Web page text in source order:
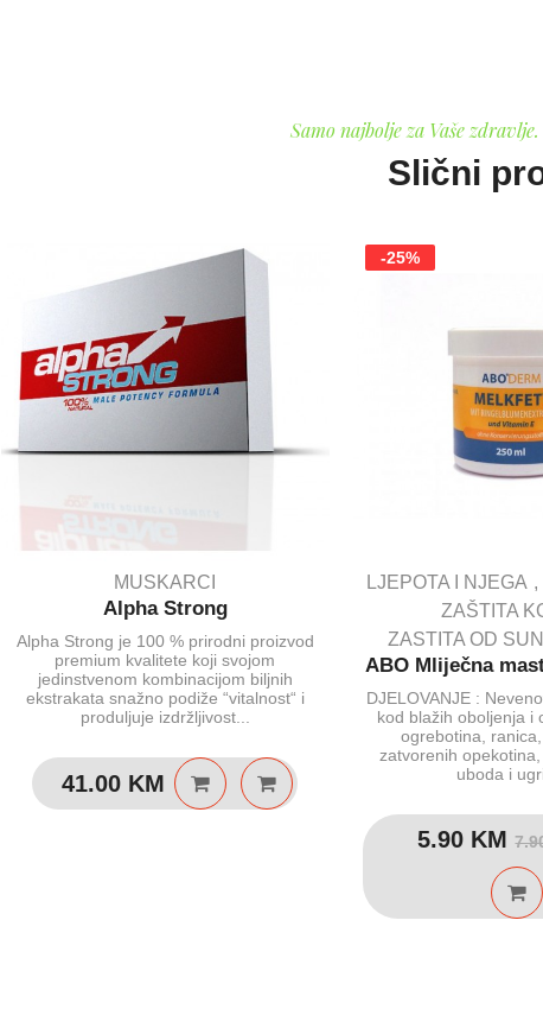
Samo najbolje za Vaše
Slični
MUSKARCI
Alpha Strong
Alpha Strong je 100 % prirodni proizvod
premium kvalitete koji svojom
jedinstvenom kombinacijom biljnih
ekstrakata snažno podiže “vitalnost“ i
produljuje izdržljivost...
41.00 KM
-25%
LJEPOTA I NJEGA
ZAŠTITA
ZASTITA OD
ABO Mliječna
DJELOVANJE :
kod blažih oboljenja i
ogrebotina, ranica,
zatvorenih opekotina,
uboda i
5.90 KM